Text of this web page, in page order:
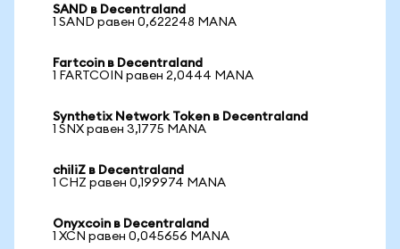
SAND в Decentraland
1 SAND равен 0,622248 MANA
Fartcoin в Decentraland
1 FARTCOIN равен 2,0444 MANA
Synthetix Network Token в Decentraland
1 SNX равен 3,1775 MANA
chiliZ в Decentraland
1 CHZ равен 0,199974 MANA
Onyxcoin в Decentraland
1 XCN равен 0,045656 MANA